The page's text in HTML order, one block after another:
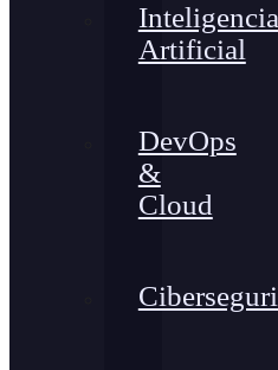
Inteligencia
Artificial
DevOps
&
Cloud